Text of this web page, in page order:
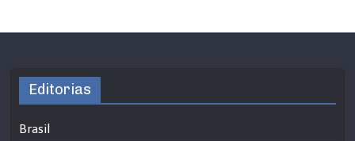
Editorias
Brasil